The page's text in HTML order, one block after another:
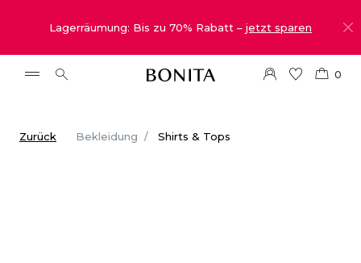
Lagerräumung: Bis zu 70% Rabatt – jetzt sparen
0
Zurück Bekleidung Shirts & Tops